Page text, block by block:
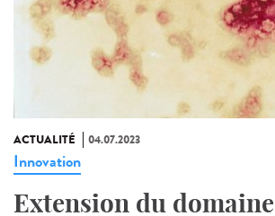
ACTUALITÉ 04.07.2023
Innovation
Extension du domaine